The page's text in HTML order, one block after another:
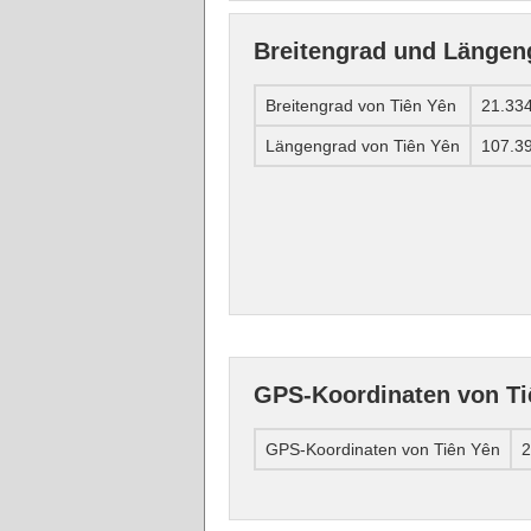
Breitengrad und
Breitengrad von Tiên Yên
Längengrad von Tiên Yên
GPS-Koordinaten von
GPS-Koordinaten von Tiên Yên